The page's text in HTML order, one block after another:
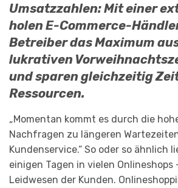
Umsatzzahlen: Mit einer
holen E-Commerce-
Betreiber das Maximum
lukrativen
und sparen gleichzeitig
Ressourcen.
„Momentan kommt es durch die
Nachfragen zu längeren
Kundenservice.“ So oder so ähnlich
einigen Tagen in vielen Onlineshops
Leidwesen der Kunden.